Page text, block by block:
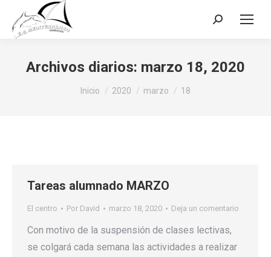
Buscar:
Archivos diarios: marzo 18, 2020
Estás aquí:
Inicio 2020 marzo 18
Tareas alumnado MARZO
El centro Por David marzo 18, 2020 Deja un comentario
Con motivo de la suspensión de clases lectivas,
se colgará cada semana las actividades a realizar